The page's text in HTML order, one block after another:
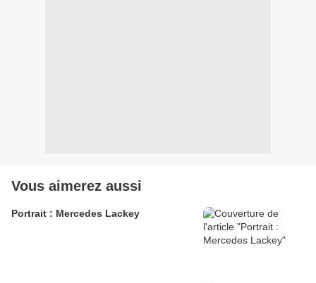
Vous aimerez aussi
Portrait : Mercedes Lackey